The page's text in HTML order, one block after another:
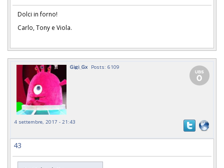
Dolci in forno!
Carlo, Tony e Viola.
Gigi_Gx Posts: 6109
4 settembre, 2017 - 21:43
43